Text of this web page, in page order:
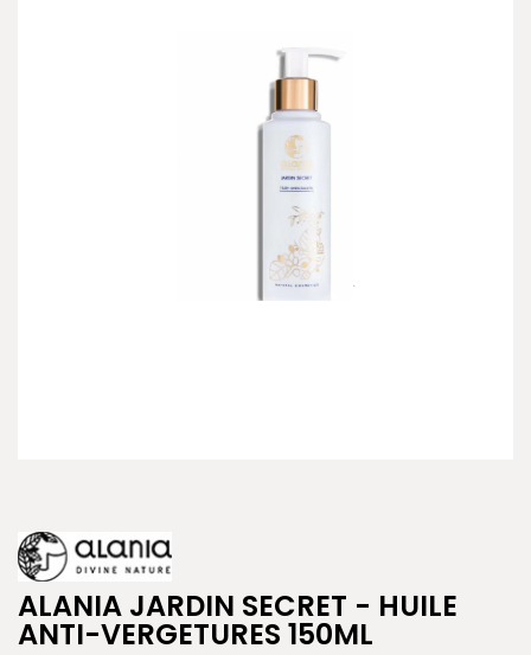
ALANIA JARDIN SECRET - HUILE
ANTI-VERGETURES 150ML